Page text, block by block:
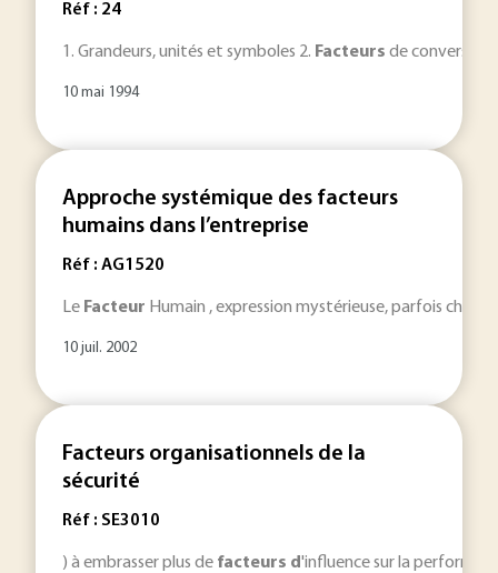
Réf : 24
1. Grandeurs, unités et symboles 2. Facteurs de conversion
10 mai 1994
Approche systémique des facteurs
humains dans l’entreprise
Réf : AG1520
Le Facteur Humain , expression mystérieuse, parfois
10 juil. 2002
Facteurs organisationnels de la
sécurité
Réf : SE3010
) à embrasser plus de facteurs d'influence sur la